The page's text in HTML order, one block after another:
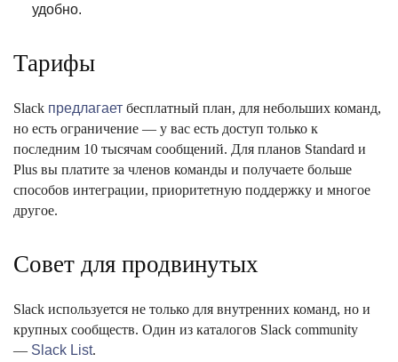
удобно.
Тарифы
Slack предлагает бесплатный план, для небольших команд,
но есть ограничение — у вас есть доступ только к
последним 10 тысячам сообщений. Для планов Standard и
Plus вы платите за членов команды и получаете больше
способов интеграции, приоритетную поддержку и многое
другое.
Совет для продвинутых
Slack используется не только для внутренних команд, но и
крупных сообществ. Один из каталогов Slack community
— Slack List.